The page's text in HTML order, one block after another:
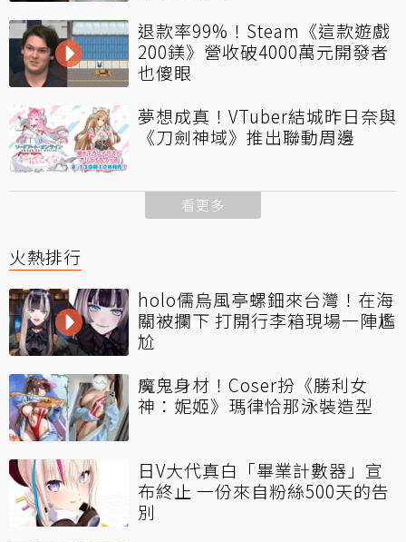
退款率99%！Steam《這款遊戲
200鎂》營收破4000萬元開發者
也傻眼
夢想成真！VTuber結城昨日奈與
《刀劍神域》推出聯動周邊
看更多
火熱排行
holo儒烏風亭螺鈿來台灣！在海
關被攔下 打開行李箱現場一陣尷
尬
魔鬼身材！Coser扮《勝利女
神：妮姬》瑪律恰那泳裝造型
日V大代真白「畢業計數器」宣
布終止 一份來自粉絲500天的告
別